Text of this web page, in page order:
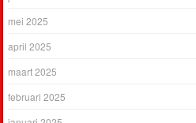
mei 2025
april 2025
maart 2025
februari 2025